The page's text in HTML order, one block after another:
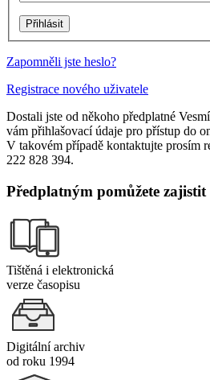
Zapomněli jste heslo?
Registrace nového uživatele
Dostali jste od někoho předplatné
vám přihlašovací údaje pro přístup do
V takovém případě kontaktujte prosím
222 828 394.
Předplatným pomůžete
Tištěná i elektronická
verze časopisu
Digitální archiv
od roku 1994